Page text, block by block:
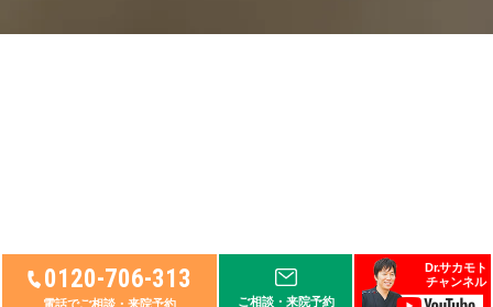
0120-706-313
電話でご相談・来院予約 ご相談・来院予約
Dr.サカモト
チャンネル